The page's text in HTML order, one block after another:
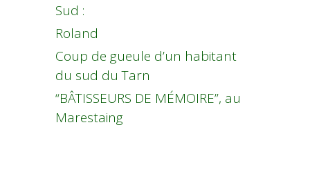
Sud :
Roland
Coup de gueule d’un habitant
du sud du Tarn
“BÂTISSEURS DE MÉMOIRE”, au
Marestaing